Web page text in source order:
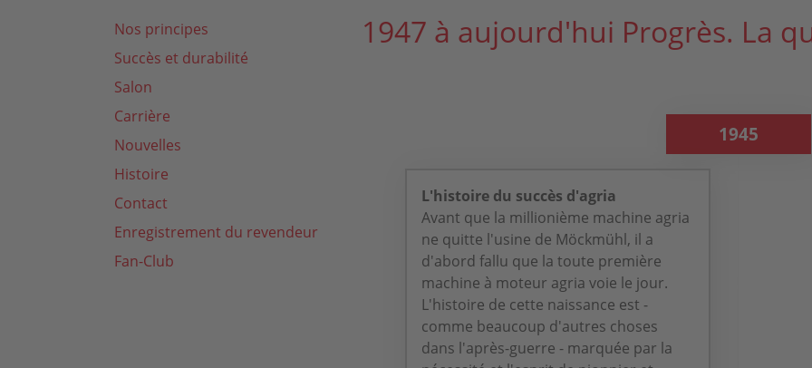
1947 à aujourd'hui Progrès. La
1945
L'histoire du succès d'agria
Avant que la millionième machine agria
ne quitte l'usine de Möckmühl, il a
d'abord fallu que la toute première
machine à moteur agria voie le jour.
L'histoire de cette naissance est -
comme beaucoup d'autres choses
dans l'après-guerre - marquée par la
Nos principes
Succès et durabilité
Salon
Carrière
Nouvelles
Histoire
Contact
Enregistrement du revendeur
Fan-Club